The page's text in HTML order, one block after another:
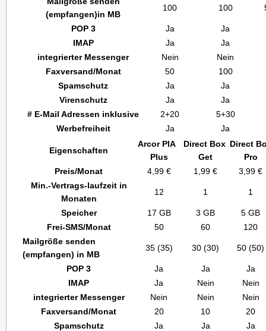
(empfangen)in MB
100 100
POP 3 Ja
Ja
IMAP
Ja
Ja
integrierter Messenger
Nein
Nein
Faxversand/Monat
50
100
Spamschutz
Ja
Ja
Virenschutz
Ja
Ja
# E-Mail Adressen inklusive
2+20
5+30
Werbefreiheit
Ja Ja
Eigenschaften
Arcor PIA
Plus
Direct Box
Get
Direct
Pro
Preis/Monat
4,99 € 1,99 €
3,99 €
Min.-Vertrags-laufzeit in
Monaten
12 1 1
Speicher 17 GB 3 GB
5 GB
Frei-SMS/Monat
50 60
120
Mailgröße senden
(empfangen) in MB
35 (35) 30 (30) 50 (50)
POP 3 Ja Ja
Ja
IMAP
Ja Nein
Nein
integrierter Messenger
Nein Nein
Nein
Faxversand/Monat
20 10
20
Spamschutz
Ja Ja
Ja